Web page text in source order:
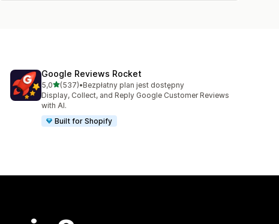
Google Reviews Rocket
5,0na 5 gwiazdek
(537)
Łączna liczba recenzji: 537
•Bezpłatny plan jest dostępny
Display, Collect, and Reply Google Customer Reviews
with AI.
Built for Shopify